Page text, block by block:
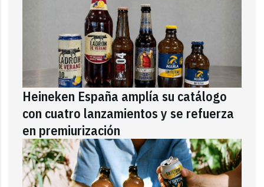
Heineken España amplía su catálogo
con cuatro lanzamientos y se refuerza
en premiurización